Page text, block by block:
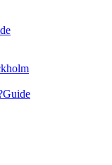
Guide